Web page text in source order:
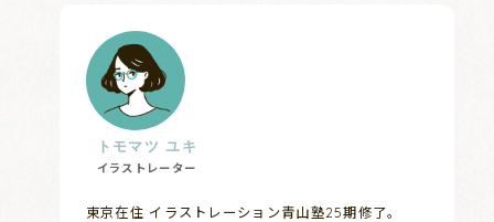
トモマツ ユキ
イラストレーター
東京在住 イラストレーション青山塾25期修了。